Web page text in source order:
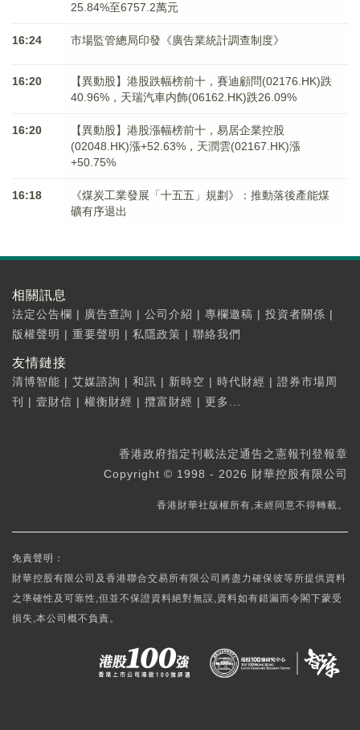
25.84%至6757.2萬元
16:24 市場監管總局印發《廣告業統計調查制度》
16:20
【異動股】港股跌幅榜前十，賽迪顧問(02176.HK)跌
40.96%，天瑞汽車内飾(06162.HK)跌26.09%
16:20
【異動股】港股漲幅榜前十，易居企業控股
(02048.HK)漲+52.63%，天潤雲(02167.HK)漲
+50.75%
16:18
《煤炭工業發展「十五五」規劃》：推動落後產能煤
礦有序退出
相關訊息
法定公告欄 | 廣告查詢 | 公司介紹 | 專欄邀稿 | 投資者關係 |
版權聲明 | 重要聲明 | 私隱政策 | 聯絡我們
友情鏈接
清博智能 | 艾媒諮詢 | 和訊 | 新時空 | 時代財經 | 證券市場周
刊
| 壹財信 | 權衡財經 | 攬富財經 | 更多...
香港政府指定刊載法定通告之憲報刊登報章
Copyright © 1998 - 2026 財華控股有限公司
香港財華社版權所有,未經同意不得轉載。
免責聲明：
財華控股有限公司及香港聯合交易所有限公司將盡力確保彼等所提供資料
之準確性及可靠性,但並不保證資料絕對無誤,資料如有錯漏而令閣下蒙受
損失,本公司概不負責。